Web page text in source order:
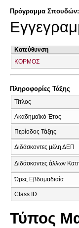
Πρόγραμμα Σπουδών:
Κατεύθυνση
ΚΟΡΜΟΣ
Πληροφορίες Τάξης
Τίτλος
Ακαδημαϊκό Έτος
Περίοδος Τάξης
Διδάσκοντες μέλη ΔΕΠ
Διδάσκοντες άλλων
Ώρες Εβδομαδιαία
Class ID
Τύπος